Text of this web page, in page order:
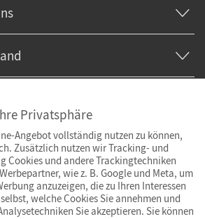
Privatsphäre
Angebot vollständig nutzen zu können,
Zusätzlich nutzen wir Tracking- und
Cookies und andere Trackingtechniken
wie z. B. Google und Meta, um
anzuzeigen, die zu Ihren Interessen
welche Cookies Sie annehmen und
Sie akzeptieren. Sie können